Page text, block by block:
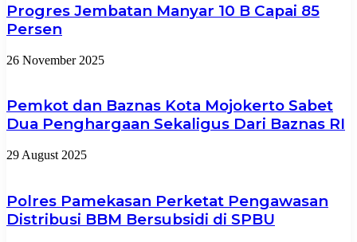
Progres Jembatan Manyar 10 B Capai 85
Persen
26 November 2025
Pemkot dan Baznas Kota Mojokerto Sabet
Dua Penghargaan Sekaligus Dari Baznas RI
29 August 2025
Polres Pamekasan Perketat Pengawasan
Distribusi BBM Bersubsidi di SPBU